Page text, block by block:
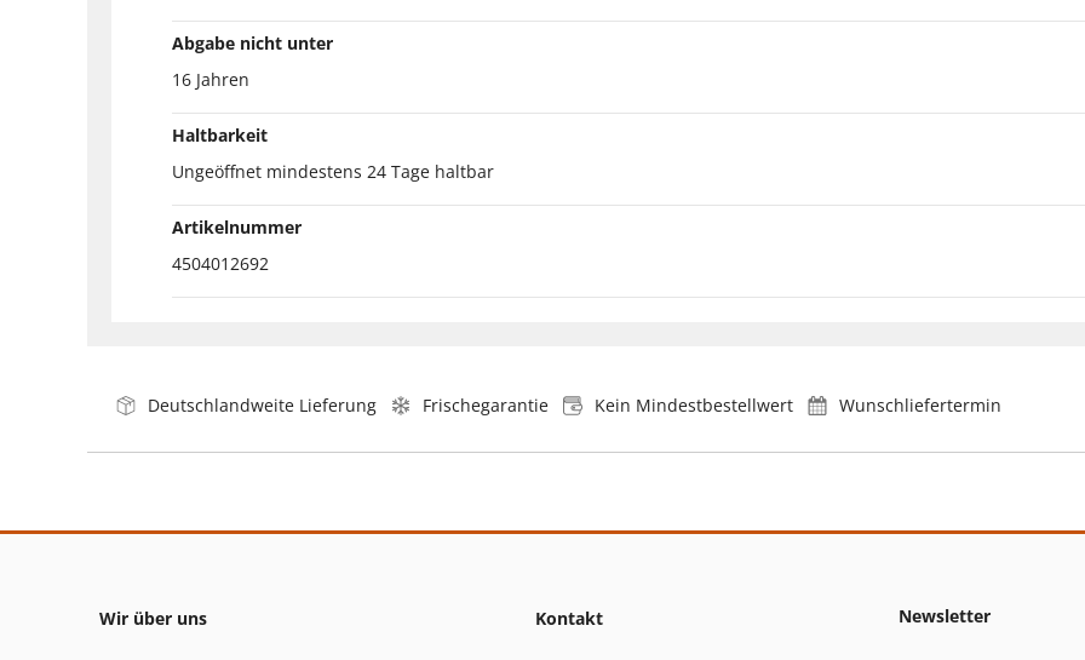
Abgabe nicht unter
16 Jahren
Haltbarkeit
Ungeöffnet mindestens 24 Tage haltbar
Artikelnummer
4504012692
Deutschlandweite Lieferung Frischegarantie Kein Mindestbestellwert Wunschliefertermin
Wir über uns Kontakt Newsletter